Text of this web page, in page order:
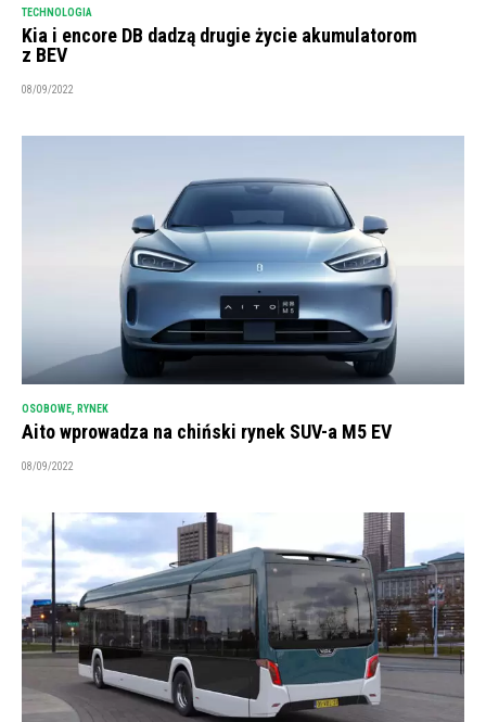
TECHNOLOGIA
Kia i encore DB dadzą drugie życie akumulatorom
z BEV
08/09/2022
OSOBOWE RYNEK
Aito wprowadza na chiński rynek SUV-a M5 EV
08/09/2022